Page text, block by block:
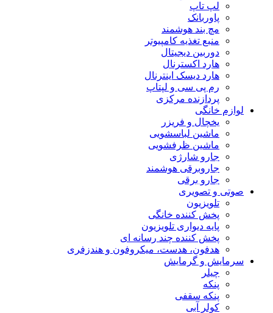
لپ تاپ
پاوربانک
مچ بند هوشمند
منبع تغذیه کامپیوتر
دوربین دیجیتال
هارد اکسترنال
هارد دیسک اینترنال
رم پی سی و لپتاپ
پردازنده مرکزی
لوازم خانگی
یخچال و فریزر
ماشین لباسشویی
ماشین ظرفشویی
جارو شارژی
جاروبرقی هوشمند
جارو برقی
صوتی و تصویری
تلویزیون
پخش کننده خانگی
پایه دیواری تلویزیون
پخش کننده چند رسانه ای
هدفون، هدست، میکروفون و هندزفری
سرمایش و گرمایش
چیلر
پنکه
پنکه سقفی
کولر آبی